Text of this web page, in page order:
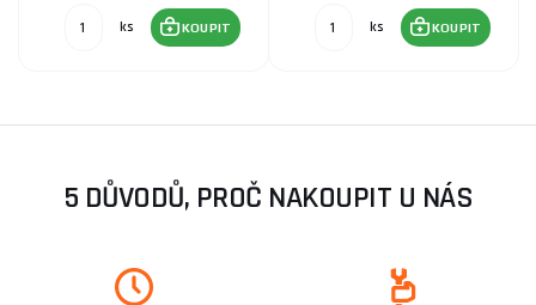
ks KOUPIT ks KOUPIT
5 DŮVODŮ, PROČ NAKOUPIT U NÁS